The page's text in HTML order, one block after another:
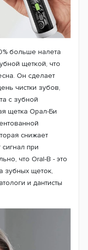
больше налета
щеткой, что
Он сделает
чистки зубов,
с зубной
щетка Орал-Би
снижает
при
что Oral-B - это
зубных щеток,
и дантисты